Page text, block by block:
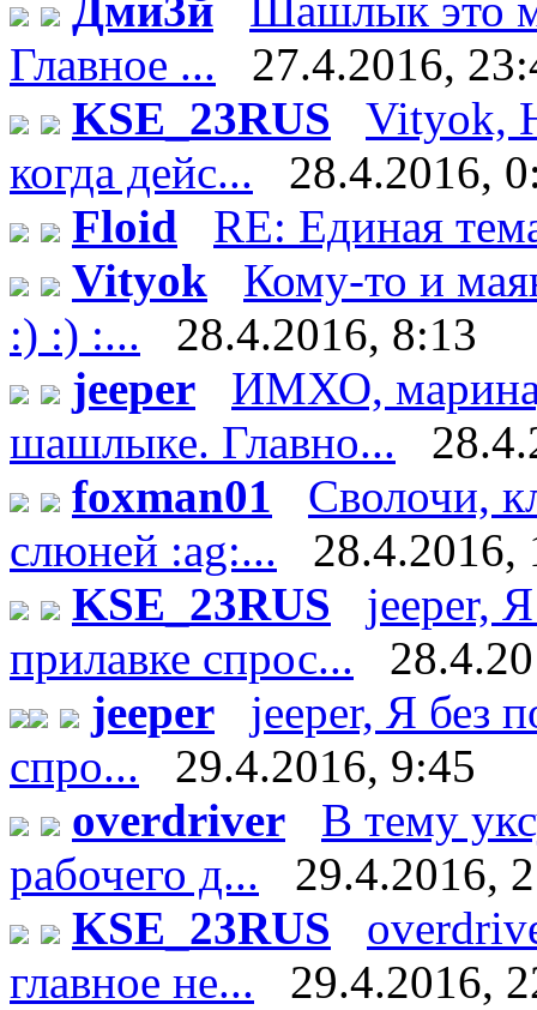
Главное ...
27.4.2016,
KSE_23RUS
Vityok,
когда дейс...
28.4.2016,
Floid
RE: Единая
Vityok
Кому-то и
:) :) :...
28.4.2016, 8:13
jeeper
ИМХО,
шашлыке. Главно...
foxman01
Сволочи,
слюней :ag:...
28.4.2016,
KSE_23RUS
jeeper,
прилавке спрос...
jeeper
jeeper, Я без
спро...
29.4.2016, 9:45
overdriver
В тему
рабочего д...
29.4.2016,
KSE_23RUS
главное не...
29.4.2016,